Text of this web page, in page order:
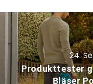
24.
Produkttester
Bläser